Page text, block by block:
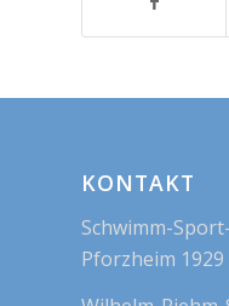
KONTAKT
Schwimm-
Pforzheim 1929